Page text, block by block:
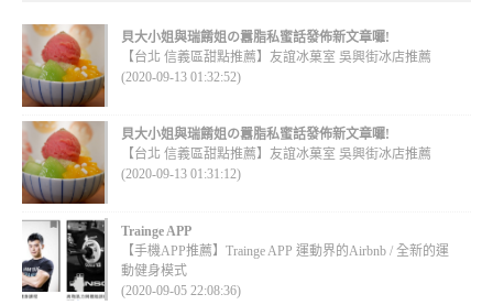
貝大小姐與瑞餚姐の囂脂私蜜話發佈新文章囉!
【台北 信義區甜點推薦】友誼冰菓室 吳興街冰店推薦
(2020-09-13 01:32:52)
貝大小姐與瑞餚姐の囂脂私蜜話發佈新文章囉!
【台北 信義區甜點推薦】友誼冰菓室 吳興街冰店推薦
(2020-09-13 01:31:12)
Trainge APP
【手機APP推薦】Trainge APP 運動界的Airbnb / 全新的運
動健身模式
(2020-09-05 22:08:36)